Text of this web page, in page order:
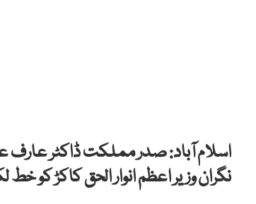
اسلام آباد: صدر مملکت ڈاکٹر
نگران وزیر اعظم انوار الحق کاکڑ کو خط